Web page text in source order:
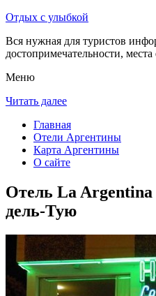
Отдых с улыбкой
Вся нужная для туристов
достопримечательности,
Меню
Читать далее
Главная
Отели Аргентины
Карта Аргентины
О сайте
Отель La
дель-Тую